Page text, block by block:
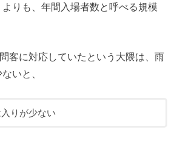
りも、年間入場者数と呼べる規模
客に対応していたという大隈は、雨
いと、
りが少ない